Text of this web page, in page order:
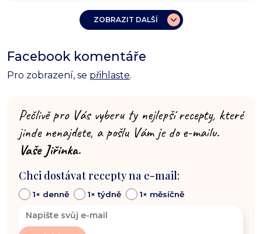
ZOBRAZIT DALŠÍ
Facebook komentáře
Pro zobrazení, se přihlaste.
Pečlivě pro Vás vyberu ty nejlepší recepty, které
jinde nenajdete, a pošlu Vám je do e-mailu.
Vaše Jiřinka.
Chci dostávat recepty na e-mail:
1× denně 1× týdně 1× měsíčně